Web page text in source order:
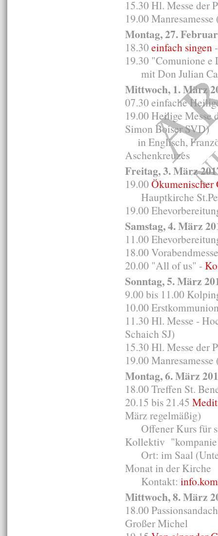
15.30 Hl. Messe der
19.00
Montag, 27.
18.30 einfach singen
19.30 "Comunione
mit Don Julian
Mittwoch, 1. März
07.30 einfache
19.00 Heilige
Simon Boiser SVD)
in Englisch,
Aschenkreuzes
Freitag, 3. März
19.00 Ökumenischer
Hauptkirche
19.00
Samstag, 4. März
11.00
18.00
20.00 "All of us" -
Sonntag, 5. März
9.00 bis 11.00
10.00
11.30 Hl. Messe -
Schaich SJ)
15.30 Hl. Messe der
19.00
Montag, 6. März
18.00 Treffen St.
20.15 bis 21.45
März regelmäßig)
Offener Kurs für
Kollektiv
Ort: im Saal
Monat in der Kirche
Kontakt:
Mittwoch, 8. März
18.00
Großer Michel